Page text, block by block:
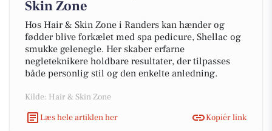
Skin Zone
Hos Hair & Skin Zone i Randers kan hænder og
fødder blive forkælet med spa pedicure, Shellac og
smukke gelenegle. Her skaber erfarne
negleteknikere holdbare resultater, der tilpasses
både personlig stil og den enkelte anledning.
Kilde: Hair & Skin Zone
Læs hele artiklen her
Kopiér link